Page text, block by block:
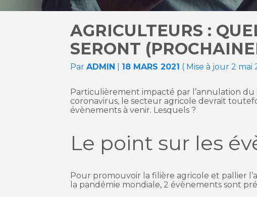
AGRICULTEURS :
SERONT
ParADMIN 18 MARS 2021 ( Mise à jour 2 mai
Particulièrement impacté par l’annulation du
coronavirus, le secteur agricole devrait
évènements à venir. Lesquels ?
Le point sur les
Pour promouvoir la filière agricole et pallier
la pandémie mondiale, 2 évènements sont